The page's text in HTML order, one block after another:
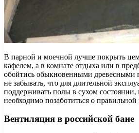
В парной и моечной лучше покрыть
кафелем, а в комнате отдыха или в
обойтись обыкновенными древесными
не забывать, что для длительной
поддерживать полы в сухом состоянии,
необходимо позаботиться о
Вентиляция в российской бане